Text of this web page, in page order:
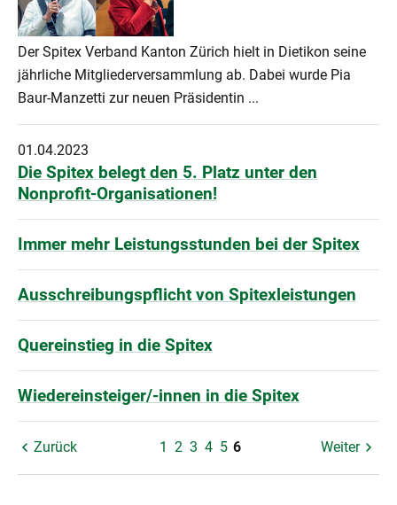
Der Spitex Verband Kanton Zürich hielt in Dietikon seine
jährliche Mitgliederversammlung ab. Dabei wurde Pia
Baur-Manzetti zur neuen Präsidentin ...
01.04.2023
Die Spitex belegt den 5. Platz unter den
Nonprofit-Organisationen!
Immer mehr Leistungsstunden bei der Spitex
Ausschreibungspflicht von Spitexleistungen
Quereinstieg in die Spitex
Wiedereinsteiger/-innen in die Spitex
Zurück 1 2 3 4 5 6 Weiter